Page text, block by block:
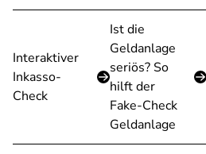
Interaktiver
Inkasso-
Check
Ist die
Geldanlage
seriös? So
hilft der
Fake-Check
Geldanlage